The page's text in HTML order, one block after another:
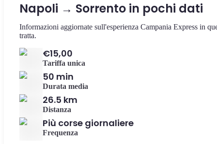
Napoli → Sorrento in pochi dati
Informazioni aggiornate sull'esperienza Campania Express in
tratta.
€15,00
Tariffa unica
50 min
Durata media
26.5 km
Distanza
Più corse giornaliere
Frequenza